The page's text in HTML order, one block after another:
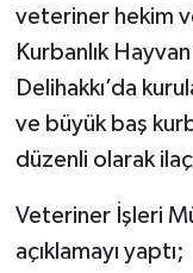
veteriner hekim
Kurbanlık
Delihakkı’da
ve büyük baş
düzenli olarak
Veteriner İşleri
açıklamayı yaptı;